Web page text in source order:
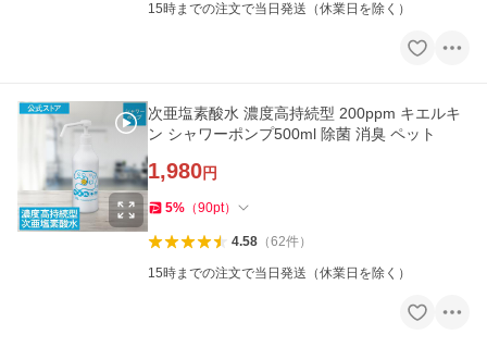
15時までの注文で当日発送（休業日を除く）
次亜塩素酸水 濃度高持続型 200ppm キエルキ
ン シャワーポンプ500ml 除菌 消臭 ペット
1,980円
5% （90pt）
4.58（62件）
15時までの注文で当日発送（休業日を除く）